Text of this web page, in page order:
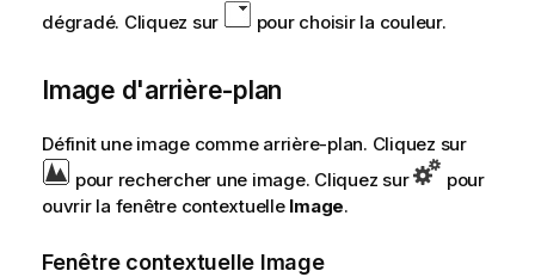
dégradé. Cliquez sur
pour choisir la couleur.
Image d'arrière-plan
Définit une image comme arrière-plan. Cliquez sur
pour rechercher une image. Cliquez sur
pour
ouvrir la fenêtre contextuelle Image.
Fenêtre contextuelle Image